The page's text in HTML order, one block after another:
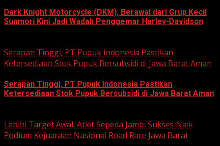
Dark Knight Motorcycle (DKM), Berawal dari Grup Kecil
Sunmori Kini Jadi Wadah Penggemar Harley-Davidson
Serapan Tinggi, PT Pupuk Indonesia Pastikan
Ketersediaan Stok Pupuk Bersubsidi di Jawa Barat Aman
Serapan Tinggi, PT Pupuk Indonesia Pastikan
Ketersediaan Stok Pupuk Bersubsidi di Jawa Barat Aman
Lebihi Target Awal, Atlet Sepeda Jambi Sukses Naik
Podium Kejuaraan Nasional Road Race Jawa Barat